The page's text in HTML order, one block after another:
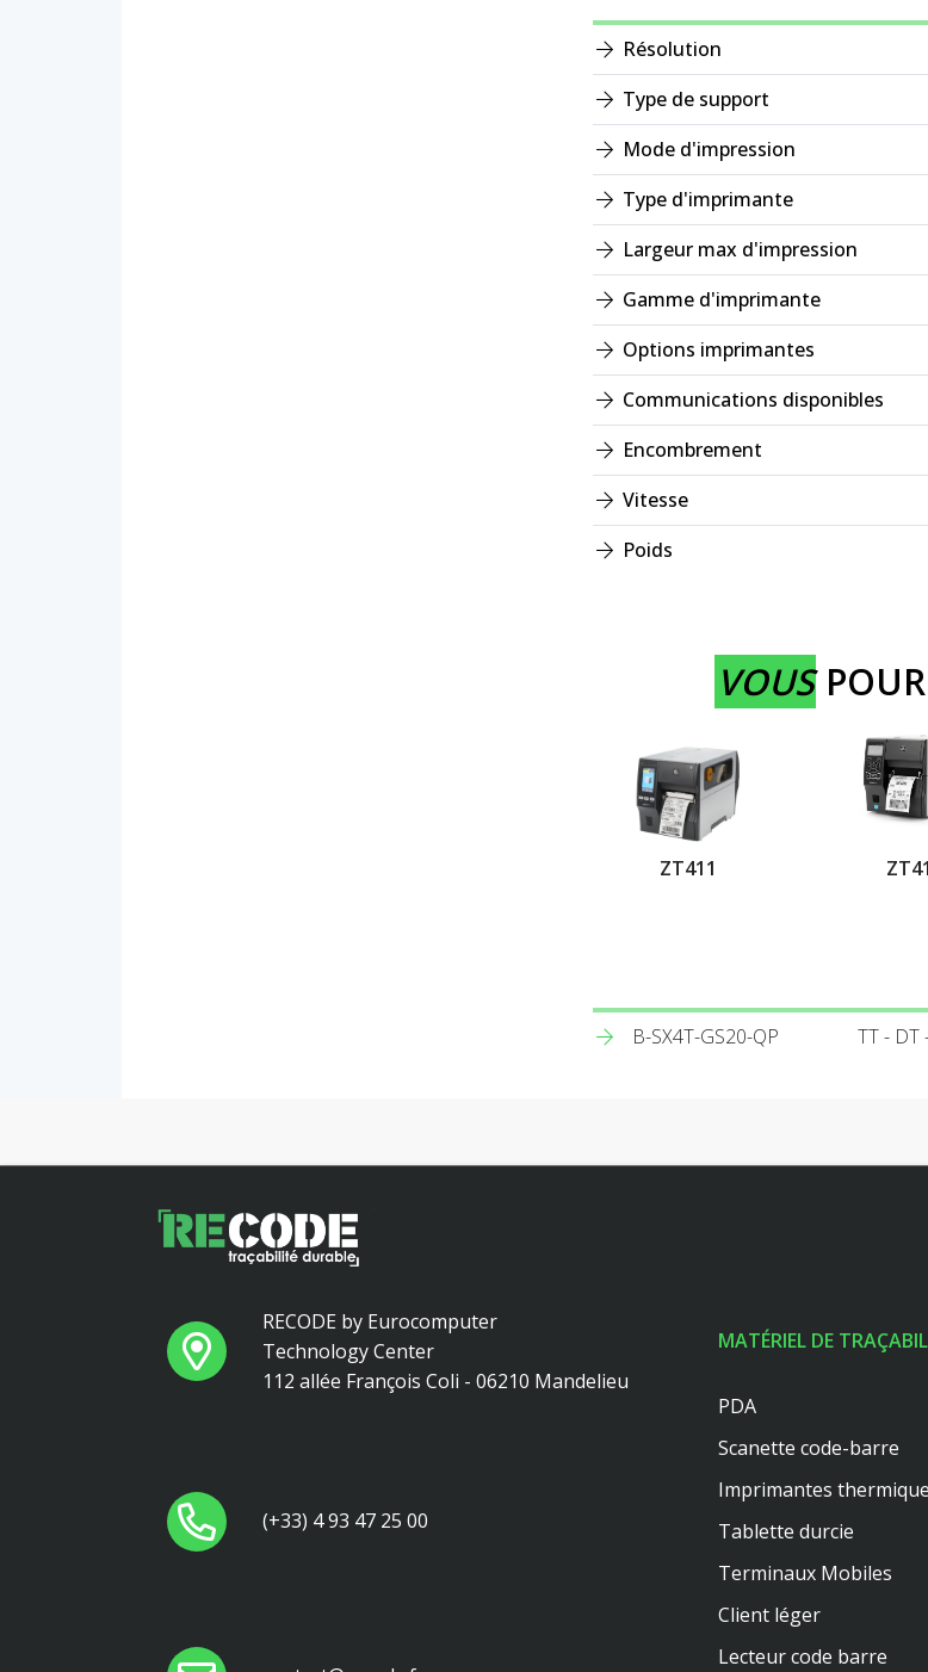
Résolution
Type de support
Mode d'impression
Type d'imprimante
Largeur max d'impression
Gamme d'imprimante
Options imprimantes
Communications disponibles
Encombrement
Vitesse
Poids
VOUS
ZT411
B-SX4T-GS20-QP TT - DT
RECODE by Eurocomputer
Technology Center
112 allée François Coli - 06210 Mandelieu
(+33) 4 93 47 25 00
MATÉRIEL DE
PDA
Scanette code-barre
Imprimantes thermique
Tablette durcie
Terminaux Mobiles
Client léger
Lecteur code barre